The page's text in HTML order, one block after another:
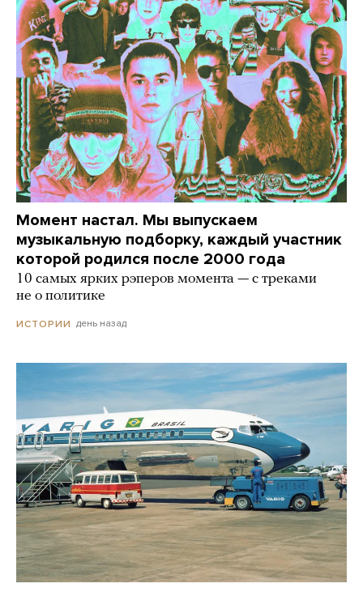
Момент настал. Мы выпускаем
музыкальную подборку, каждый участник
которой родился после 2000 года
10 самых ярких рэперов момента — с треками
не о политике
ИСТОРИИ день назад